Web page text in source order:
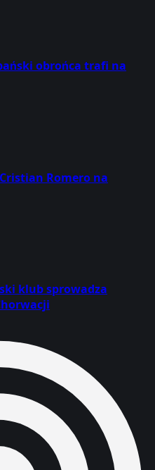
obrońca trafi na
Romero na
klub sprowadza